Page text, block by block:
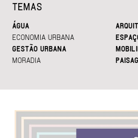
TEMAS
ÁGUA
ECONOMIA URBANA
GESTÃO URBANA
MORADIA